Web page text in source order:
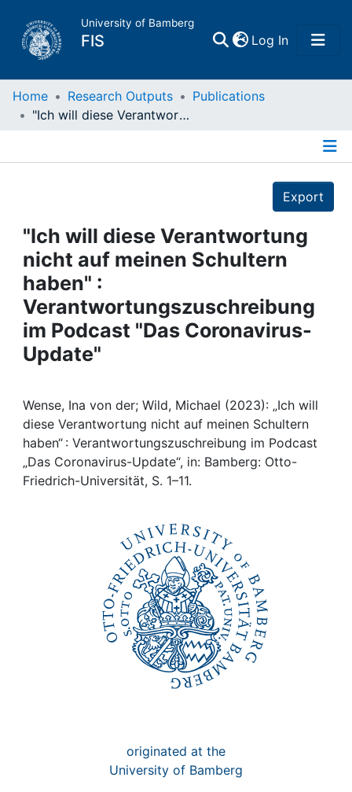
University of Bamberg
FIS Log In(current)
Home
Projects
People
Institutions
Awards
Help
Home Research Outputs
Publications
"Ich will diese Verantwortung nicht auf meinen Schultern haben" : Verantwortungszuschreibung im Podcast "Das Coronavirus-Update"
Export
"Ich will diese Verantwortung
nicht auf meinen Schultern
haben" :
Verantwortungszuschreibung
im Podcast "Das Coronavirus-
Update"
Wense, Ina von der; Wild, Michael (2023): „Ich will
diese Verantwortung nicht auf meinen Schultern
haben“ : Verantwortungszuschreibung im Podcast
„Das Coronavirus-Update“, in: Bamberg: Otto-
Friedrich-Universität, S. 1–11.
originated at the
University of Bamberg